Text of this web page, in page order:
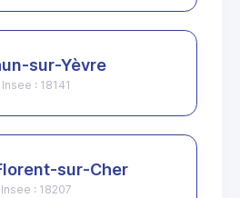
sur-Yèvre
Insee : 18141
sur-Cher
Insee : 18207